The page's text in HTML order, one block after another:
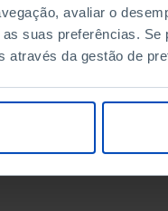
avaliar o
suas preferências.
através da gestão de
DATA DE FIM